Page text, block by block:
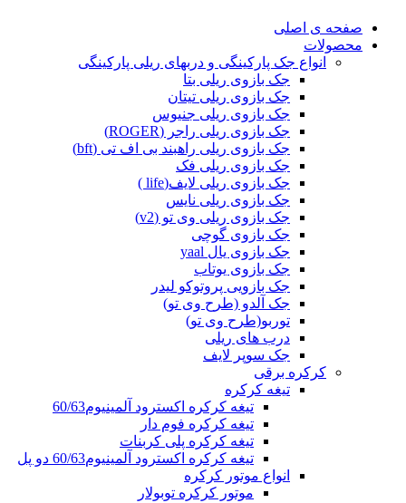
صفحه ی اصلی
محصولات
انواع جک پارکینگی و دربهای ریلی پارکینگی
جک بازوی ریلی بتا
جک بازوی ریلی تیتان
جک بازوی ریلی جنیوس
جک بازوی ریلی راجر (ROGER)
جک بازوی ریلی راهبند بی اف تی (bft)
جک بازوی ریلی فک
جک بازوی ریلی لایف(life )
جک بازوی ریلی نایس
جک بازوی ریلی وی تو (v2)
جک بازوی گوچی
جک بازوی یال yaal
جک بازوی یوتاب
جک بازویی پروتوکو لیدر
جک آلدو (طرح وی تو)
توربو(طرح وی تو)
درب های ریلی
جک سوپر لایف
کرکره برقی
تیغه کرکره
تیغه کرکره اکسترود آلمینیوم60/63
تیغه کرکره فوم دار
تیغه کرکره پلی کربنات
تیغه کرکره اکسترود آلمینیوم60/63 دو پل
انواع موتور کرکره
موتور کرکره توبولار